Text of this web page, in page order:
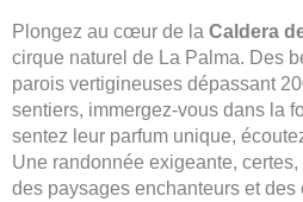
Plongez au cœur de la Caldera
cirque naturel de La Palma. Des
parois vertigineuses dépassant
sentiers, immergez-vous dans la
sentez leur parfum unique,
Une randonnée exigeante,
des paysages enchanteurs et